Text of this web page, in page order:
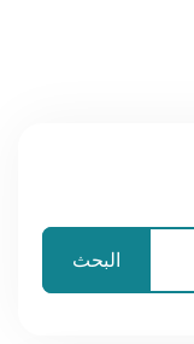
البحث